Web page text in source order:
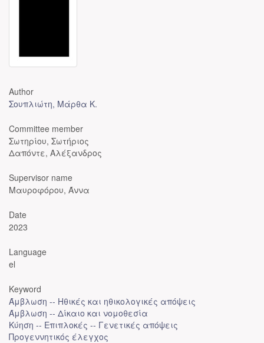
Author
Σουπλιώτη, Μάρθα Κ.
Committee member
Σωτηρίου, Σωτήριος
Δαπόντε, Αλέξανδρος
Supervisor name
Μαυροφόρου, Άννα
Date
2023
Language
el
Keyword
Άμβλωση -- Ηθικές και ηθικολογικές απόψεις
Άμβλωση -- Δίκαιο και νομοθεσία
Κύηση -- Επιπλοκές -- Γενετικές απόψεις
Προγεννητικός έλεγχος